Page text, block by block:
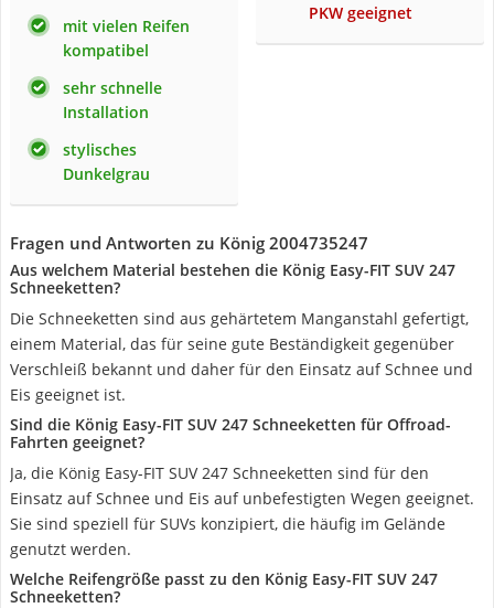
mit vielen Reifen
kompatibel
sehr schnelle
Installation
stylisches
Dunkelgrau
PKW geeignet
Fragen und Antworten zu König 2004735247
Aus welchem Material bestehen die König Easy-FIT SUV 247
Schneeketten?
Die Schneeketten sind aus gehärtetem Manganstahl gefertigt,
einem Material, das für seine gute Beständigkeit gegenüber
Verschleiß bekannt und daher für den Einsatz auf Schnee und
Eis geeignet ist.
Sind die König Easy-FIT SUV 247 Schneeketten für Offroad-
Fahrten geeignet?
Ja, die König Easy-FIT SUV 247 Schneeketten sind für den
Einsatz auf Schnee und Eis auf unbefestigten Wegen geeignet.
Sie sind speziell für SUVs konzipiert, die häufig im Gelände
genutzt werden.
Welche Reifengröße passt zu den König Easy-FIT SUV 247
Schneeketten?